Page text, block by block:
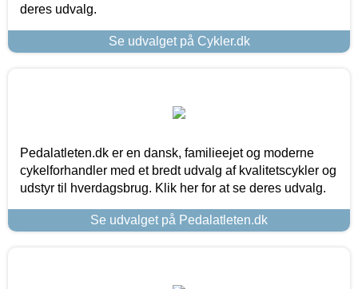
deres udvalg.
Se udvalget på Cykler.dk
Pedalatleten.dk er en dansk, familieejet og moderne
cykelforhandler med et bredt udvalg af kvalitetscykler og
udstyr til hverdagsbrug. Klik her for at se deres udvalg.
Se udvalget på Pedalatleten.dk